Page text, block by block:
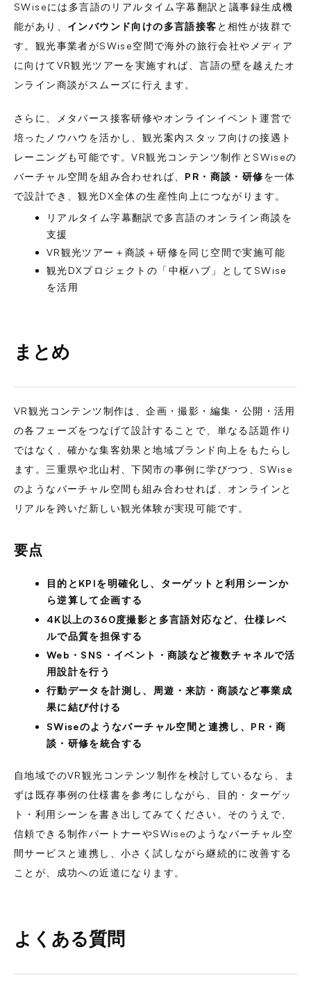
SWiseには多言語のリアルタイム字幕翻訳と議事録生成機
能があり、 インバウンド向けの多言語接客 と相性が抜群で
す。観光事業者がSWise空間で海外の旅行会社やメディア
に向けてVR観光ツアーを実施すれば、言語の壁を越えたオ
ンライン商談がスムーズに行えます。
さらに、メタバース接客研修やオンラインイベント運営で
培ったノウハウを活かし、観光案内スタッフ向けの接遇ト
レーニングも可能です。VR観光コンテンツ制作とSWiseの
バーチャル空間を組み合わせれば、 PR・商談・研修を一体
で設計でき、観光DX全体の生産性向上につながります。
リアルタイム字幕翻訳で多言語のオンライン商談を
支援
VR観光ツアー＋商談＋研修を同じ空間で実施可能
観光DXプロジェクトの「中枢ハブ」としてSWise
を活用
まとめ
VR観光コンテンツ制作は、企画・撮影・編集・公開・活用
の各フェーズをつなげて設計することで、単なる話題作り
ではなく、確かな集客効果と地域ブランド向上をもたらし
ます。三重県や北山村、下関市の事例に学びつつ、SWise
のようなバーチャル空間も組み合わせれば、オンラインと
リアルを跨いだ新しい観光体験が実現可能です。
要点
目的とKPIを明確化し、ターゲットと利用シーンか
ら逆算して企画する
4K以上の360度撮影と多言語対応など、仕様レベ
ルで品質を担保する
Web・SNS・イベント・商談など複数チャネルで活
用設計を行う
行動データを計測し、周遊・来訪・商談など事業成
果に結び付ける
SWiseのようなバーチャル空間と連携し、PR・商
談・研修を統合する
自地域でのVR観光コンテンツ制作を検討しているなら、ま
ずは既存事例の仕様書を参考にしながら、目的・ターゲッ
ト・利用シーンを書き出してみてください。そのうえで、
信頼できる制作パートナーやSWiseのようなバーチャル空
間サービスと連携し、小さく試しながら継続的に改善する
ことが、成功への近道になります。
よくある質問